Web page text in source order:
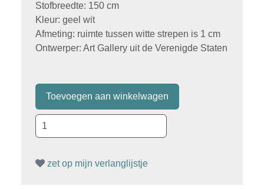
Stofbreedte: 150 cm
Kleur: geel wit
Afmeting: ruimte tussen witte strepen is 1 cm
Ontwerper: Art Gallery uit de Verenigde Staten
zet op mijn verlanglijstje